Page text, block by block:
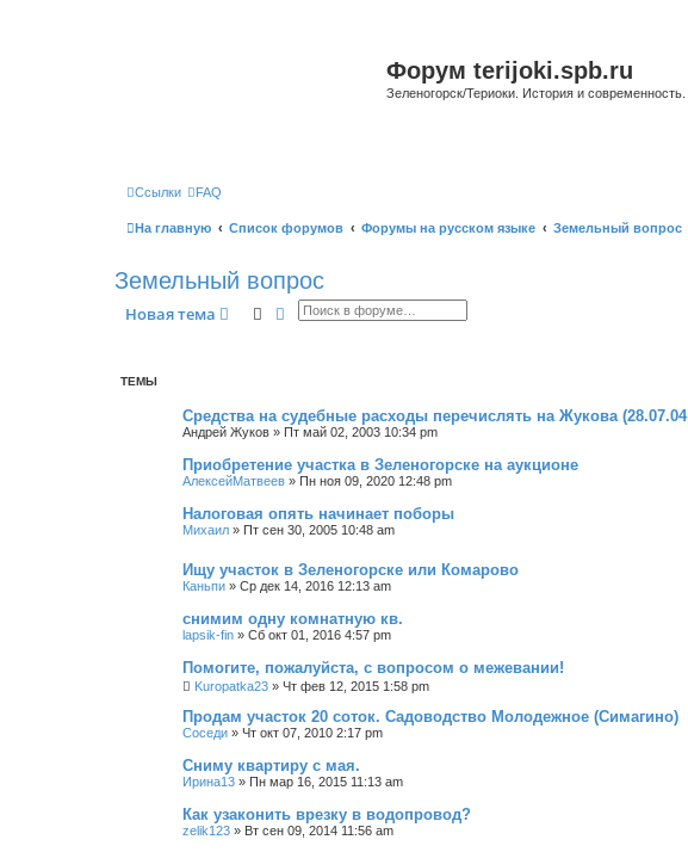
Форум terijoki.spb.ru
Зеленогорск/Териоки. История и современность.
Ссылки FAQ
На главную Список форумов Форумы на русском языке Земельный вопрос
Земельный вопрос
Новая тема ПоискРасширенный поиск
ТЕМЫ
Средства на судебные расходы перечислять на Жукова (28.07.04
Андрей Жуков » Пт май 02, 2003 10:34 pm
Приобретение участка в Зеленогорске на аукционе
АлексейМатвеев » Пн ноя 09, 2020 12:48 pm
Налоговая опять начинает поборы
Михаил » Пт сен 30, 2005 10:48 am
Ищу участок в Зеленогорске или Комарово
Каньпи » Ср дек 14, 2016 12:13 am
снимим одну комнатную кв.
lapsik-fin » Сб окт 01, 2016 4:57 pm
Помогите, пожалуйста, с вопросом о межевании!
Kuropatka23 » Чт фев 12, 2015 1:58 pm
Продам участок 20 соток. Садоводство Молодежное (Симагино)
Соседи » Чт окт 07, 2010 2:17 pm
Сниму квартиру с мая.
Ирина13 » Пн мар 16, 2015 11:13 am
Как узаконить врезку в водопровод?
zelik123 » Вт сен 09, 2014 11:56 am